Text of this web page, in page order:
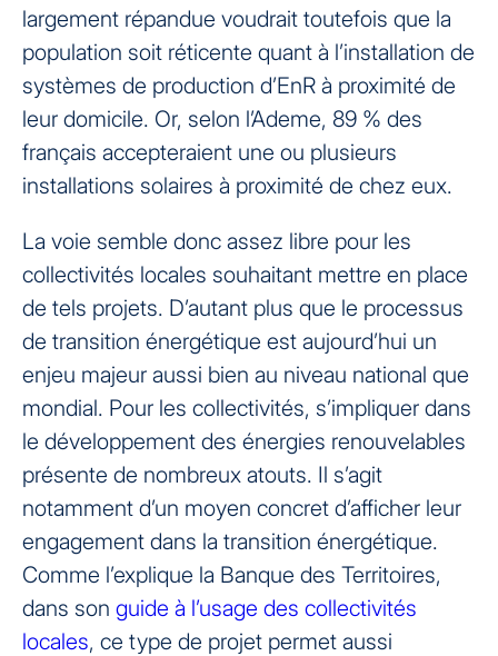
largement répandue voudrait toutefois que la
population soit réticente quant à l’installation de
systèmes de production d’EnR à proximité de
leur domicile. Or, selon l’Ademe, 89 % des
français accepteraient une ou plusieurs
installations solaires à proximité de chez eux.
La voie semble donc assez libre pour les
collectivités locales souhaitant mettre en place
de tels projets. D’autant plus que le processus
de transition énergétique est aujourd’hui un
enjeu majeur aussi bien au niveau national que
mondial. Pour les collectivités, s’impliquer dans
le développement des énergies renouvelables
présente de nombreux atouts. Il s’agit
notamment d’un moyen concret d’afficher leur
engagement dans la transition énergétique.
Comme l’explique la Banque des Territoires,
dans son guide à l’usage des collectivités
locales, ce type de projet permet aussi